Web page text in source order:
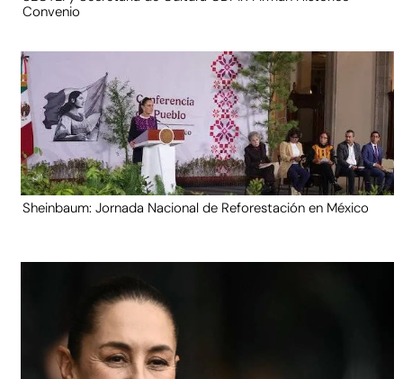
Convenio
Sheinbaum: Jornada Nacional de Reforestación en México